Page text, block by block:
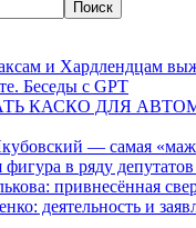
и Хардлендцам
Беседы с GPT
КАСКО ДЛЯ
— самая
фигура в ряду
привнесённая
деятельность и